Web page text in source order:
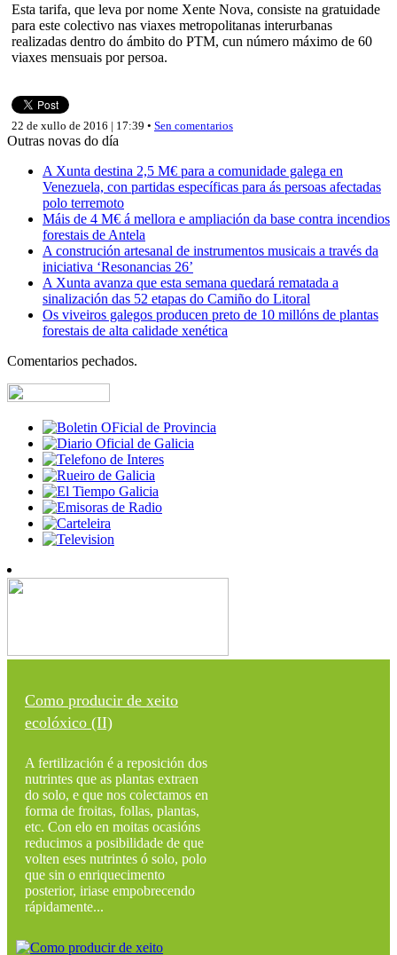
Esta tarifa, que leva por nome Xente Nova, consiste na gratuidade
para este colectivo nas viaxes metropolitanas interurbanas
realizadas dentro do ámbito do PTM, cun número máximo de 60
viaxes mensuais por persoa.
22 de xullo de 2016 | 17:39 • Sen comentarios
Outras novas do día
A Xunta destina 2,5 M€ para a comunidade galega en
Venezuela, con partidas específicas para ás persoas afectadas
polo terremoto
Máis de 4 M€ á mellora e ampliación da base contra incendios
forestais de Antela
A construción artesanal de instrumentos musicais a través da
iniciativa ‘Resonancias 26’
A Xunta avanza que esta semana quedará rematada a
sinalización das 52 etapas do Camiño do Litoral
Os viveiros galegos producen preto de 10 millóns de plantas
forestais de alta calidade xenética
Comentarios pechados.
Como producir de xeito
ecolóxico (II)
A fertilización é a reposición dos
nutrintes que as plantas extraen
do solo, e que nos colectamos en
forma de froitas, follas, plantas,
etc. Con elo en moitas ocasións
reducimos a posibilidade de que
volten eses nutrintes ó solo, polo
que sin o enriquecimento
posterior, iriase empobrecendo
rápidamente...